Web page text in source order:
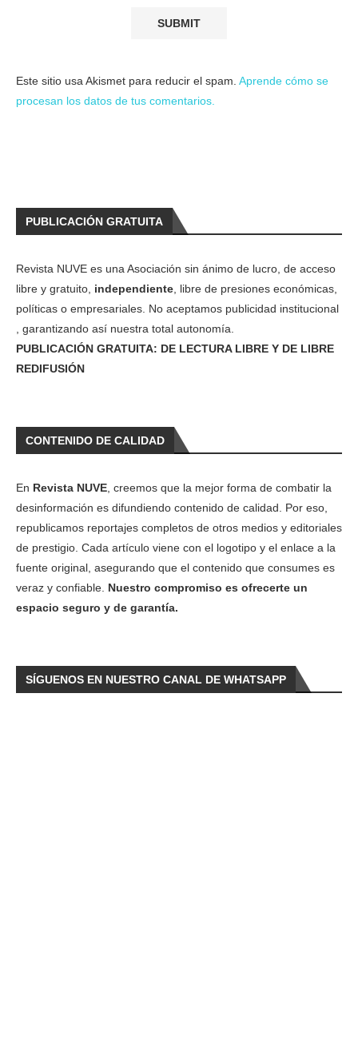
Este sitio usa Akismet para reducir el spam. Aprende cómo se
procesan los datos de tus comentarios.
PUBLICACIÓN GRATUITA
Revista NUVE es una Asociación sin ánimo de lucro, de acceso
libre y gratuito, independiente , libre de presiones económicas,
políticas o empresariales. No aceptamos publicidad institucional
, garantizando así nuestra total autonomía.
PUBLICACIÓN GRATUITA: DE LECTURA LIBRE Y DE LIBRE
REDIFUSIÓN
CONTENIDO DE CALIDAD
En Revista NUVE , creemos que la mejor forma de combatir la
desinformación es difundiendo contenido de calidad. Por eso,
republicamos reportajes completos de otros medios y editoriales
de prestigio. Cada artículo viene con el logotipo y el enlace a la
fuente original, asegurando que el contenido que consumes es
veraz y confiable. Nuestro compromiso es ofrecerte un
espacio seguro y de garantía.
SÍGUENOS EN NUESTRO CANAL DE WHATSAPP